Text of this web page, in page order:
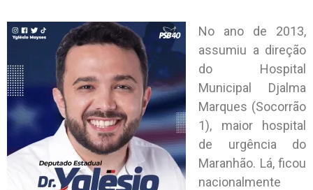
No ano de 2013,
assumiu a direção
do Hospital
Municipal Djalma
Marques (Socorrão
1), maior hospital
de urgência do
Maranhão. Lá, ficou
nacionalmente